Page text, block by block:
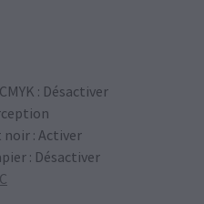
: Désactiver
: Activer
: Désactiver